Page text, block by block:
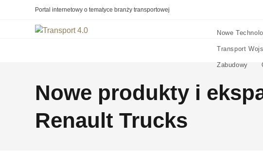
Portal internetowy o tematyce branży transportowej
Nowe
Transport
Zabudowy
Nowe produkty i
Renault Trucks